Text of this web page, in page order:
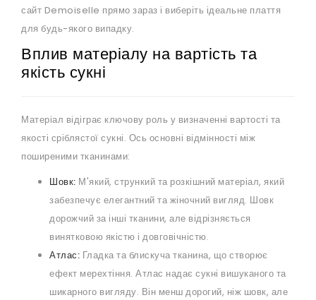
сайт Demoiselle прямо зараз і виберіть ідеальне плаття
для будь-якого випадку.
Вплив матеріалу на вартість та
якість сукні
Матеріал відіграє ключову роль у визначенні вартості та
якості сріблястої сукні. Ось основні відмінності між
поширеними тканинами:
Шовк: М'який, стрункий та розкішний матеріал, який
забезпечує елегантний та жіночний вигляд. Шовк
дорожчий за інші тканини, але відрізняється
винятковою якістю і довговічністю.
Атлас: Гладка та блискуча тканина, що створює
ефект мерехтіння. Атлас надає сукні вишуканого та
шикарного вигляду. Він менш дорогий, ніж шовк, але